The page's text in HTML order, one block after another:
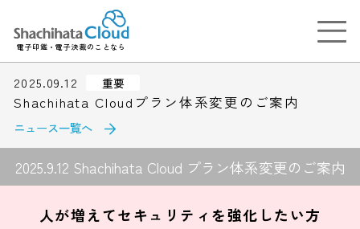
電子印鑑・電子決裁のことなら
2025.09.12 重要
Shachihata Cloudプラン体系変更のご案内
ニュース一覧へ
2025.9.12 Shachihata Cloud プラン体系変更のご案内
人が増えてセキュリティを強化したい方